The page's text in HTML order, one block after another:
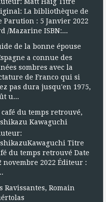
La bibliothèque de
Parution : 5 Janvier 2022
/Mazarine ISBN:...
de la bonne épouse
a connue des
sombres avec la
de Franco qui si
pas dura jusqu'en 1975,
u...
café du temps retrouvé,
Kawaguchi
Titre
du temps retrouvé Date
novembre 2022 Éditeur :
Ravissantes, Romain